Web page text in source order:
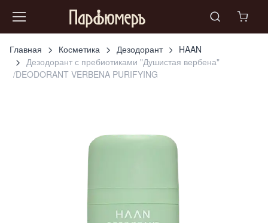
Главная Косметика Дезодорант
HAAN
Дезодорант с пребиотиками "Душистая вербена"
/DEODORANT VERBENA PURIFYING